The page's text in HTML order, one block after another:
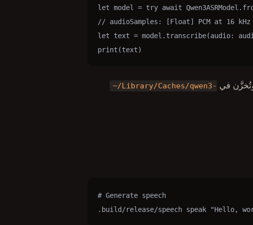
let model = try await
// audioSamples: [Float] PCM at 16 kHz
let text = model.transcribe(audio:
print(text)
~/Library/Caches/qwen3-
# Generate speech
.build/release/speech speak "Hello,